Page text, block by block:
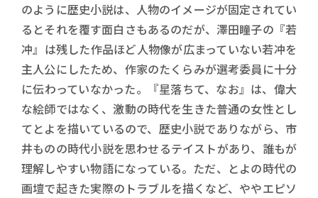
のように歴史小説は、人物のイメージが固定されてい
るとそれを覆す面白さもあるのだが、澤田瞳子の『若
冲』は残した作品ほど人物像が広まっていない若冲を
主人公にしたため、作家のたくらみが選考委員に十分
に伝わっていなかった。『星落ちて、なお』は、偉大
な絵師ではなく、激動の時代を生きた普通の女性とし
てとよを描いているので、歴史小説でありながら、市
井ものの時代小説を思わせるテイストがあり、誰もが
理解しやすい物語になっている。ただ、とよの時代の
画壇で起きた実際のトラブルを描くなど、ややエピソ